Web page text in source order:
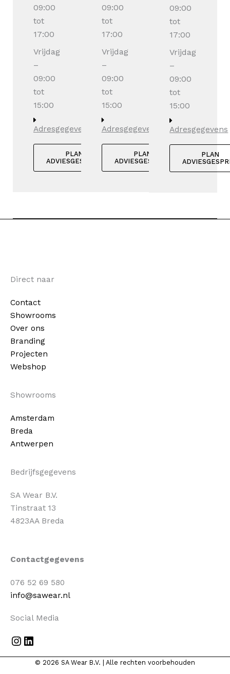
09:00
tot
17:00
Vrijdag
–
09:00
tot
15:00
Adresgegevens
PLAN
ADVIESGESPREK
09:00
tot
17:00
Vrijdag
–
09:00
tot
15:00
Adresgegevens
PLAN
ADVIESGESPREK
09:00
tot
17:00
Vrijdag
–
09:00
tot
15:00
Adresgegevens
PLAN
Direct naar
Contact
Showrooms
Over ons
Branding
Projecten
Webshop
Showrooms
Amsterdam
Breda
Antwerpen
Bedrijfsgegevens
SA Wear B.V.
Tinstraat 13
4823AA Breda
Contactgegevens
076 52 69 580
info@sawear.nl
Social Media
Instagram
LinkedIn
© 2026 SA Wear B.V. | Alle rechten voorbehouden